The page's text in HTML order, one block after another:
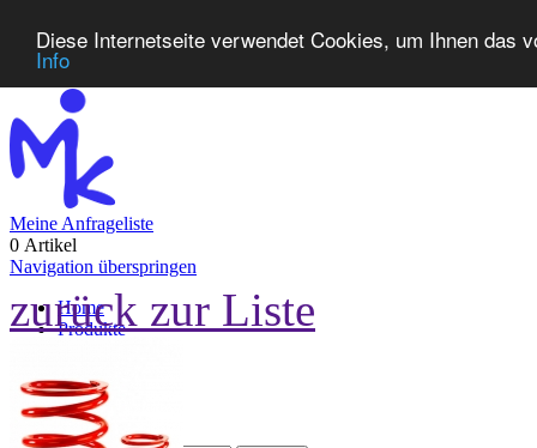
Diese Internetseite verwendet Cookies, um Ihnen das
Info
Meine Anfrageliste
0 Artikel
Navigation überspringen
Home
Produkte
FAQ
zurück zur Liste